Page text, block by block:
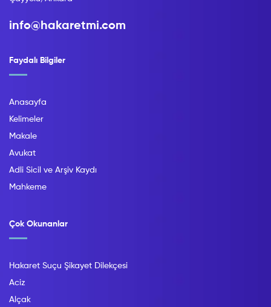
Faydalı Bilgiler
Anasayfa
Kelimeler
Makale
Avukat
Adli Sicil ve Arşiv Kaydı
Mahkeme
Çok Okunanlar
Hakaret Suçu Şikayet Dilekçesi
Aciz
Alçak
info@hakaretmi.com